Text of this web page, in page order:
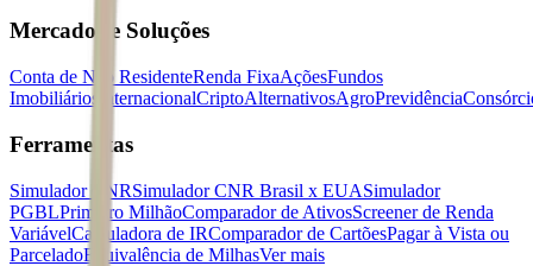
Mercados e Soluções
Conta de Não ResidenteRenda FixaAçõesFundos
Imobiliários
InternacionalCriptoAlternativosAgroPrevidência
Ferramentas
Simulador CNRSimulador CNR Brasil x EUASimulador
PGBLPrimeiro MilhãoComparador de AtivosScreener de Renda
VariávelCalculadora de IRComparador de CartõesPagar à Vista ou
ParceladoEquivalência de MilhasVer mais